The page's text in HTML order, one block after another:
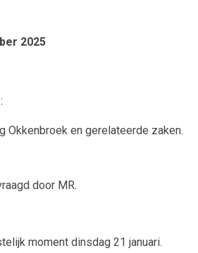
2025
Okkenbroek en gerelateerde zaken.
door MR.
moment dinsdag 21 januari.